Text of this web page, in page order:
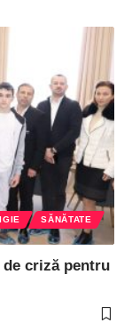
SĂNĂTATE
criză pentru